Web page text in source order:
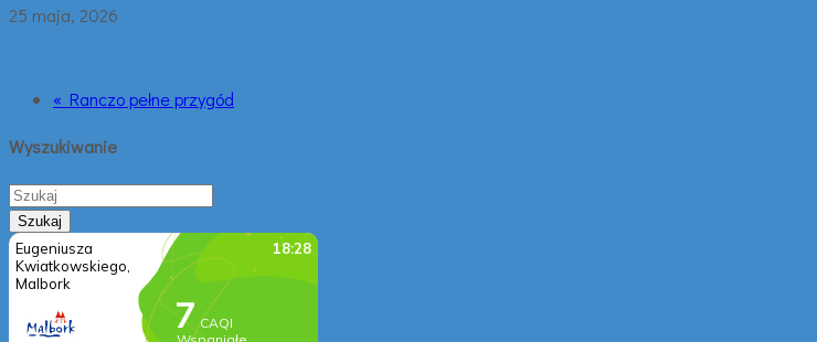
25 maja, 2026
« Ranczo pełne przygód
Wyszukiwanie